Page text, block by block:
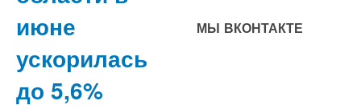
июне
ускорилась
до 5,6%
МЫ ВКОНТАКТЕ